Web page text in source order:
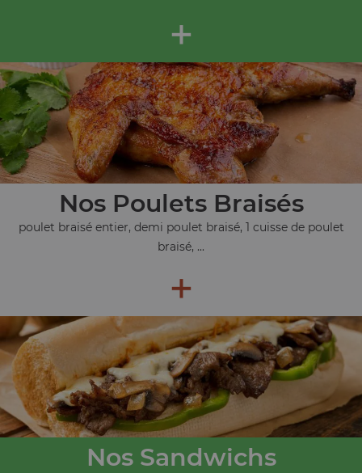
+
Nos Poulets Braisés
poulet braisé entier, demi poulet braisé, 1 cuisse de poulet
braisé, ...
+
Nos Sandwichs